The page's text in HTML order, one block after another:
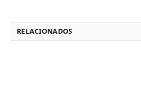
RELACIONADOS